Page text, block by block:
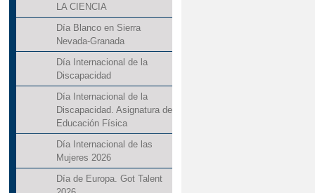
LA CIENCIA
Día Blanco en Sierra
Nevada-Granada
Día Internacional de la
Discapacidad
Día Internacional de la
Discapacidad. Asignatura de
Educación Física
Día Internacional de las
Mujeres 2026
Día de Europa. Got Talent